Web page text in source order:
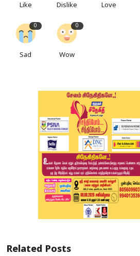
Like Dislike Love
0
Sad
0
Wow
Related Posts